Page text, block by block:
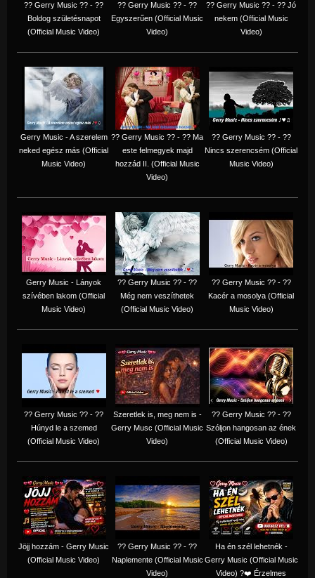
?? Gerry Music ?? - ??
Boldog születésnapot
(Official Music Video)
?? Gerry Music ?? - ??
Egyszerűen (Official Music
Video)
?? Gerry Music ?? - ?? Jó
nekem (Official Music
Video)
Gerry Music - A szerelem
neked egész más (Official
Music Video)
?? Gerry Music ?? - ?? Ma
este felmegyek majd
hozzád II. (Official Music
Video)
?? Gerry Music ?? - ??
Nincs szerencsém (Official
Music Video)
Gerry Music - Lányok
szívében lakom (Official
Music Video)
?? Gerry Music ?? - ??
Még nem veszíthetek
(Official Music Video)
?? Gerry Music ?? - ??
Kacér a mosolya (Official
Music Video)
?? Gerry Music ?? - ??
Húnyd le a szemed
(Official Music Video)
Szeretlek is, meg nem is -
Gerry Musc (Official Music
Video)
?? Gerry Music ?? - ??
Szóljon hangosan az ének
(Official Music Video)
Jöjj hozzám - Gerry Music
(Official Music Video)
?? Gerry Music ?? - ??
Naplemente (Official Music
Video)
Ha én szél lehetnék -
Gerry Music (Official Music
Video) ?️❤️ Érzelmes